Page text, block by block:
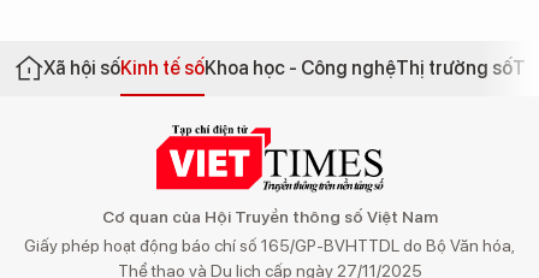
Xã hội sốKinh tế sốKhoa học - Công nghệThị trường số
Cơ quan của Hội Truyền thông số Việt Nam
Giấy phép hoạt động báo chí số 165/GP-BVHTTDL do Bộ Văn hóa,
Thể thao và Du lịch cấp ngày 27/11/2025